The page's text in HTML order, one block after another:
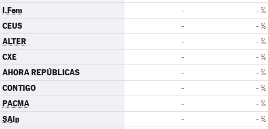
I.Fem - - %
CEUS - - %
ALTER - - %
CXE - - %
AHORA REPÚBLICAS - - %
CONTIGO - - %
PACMA - - %
SAIn - - %